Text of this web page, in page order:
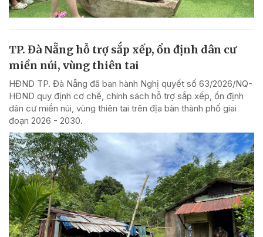
TP. Đà Nẵng hỗ trợ sắp xếp, ổn định dân cư
miền núi, vùng thiên tai
HĐND TP. Đà Nẵng đã ban hành Nghị quyết số 63/2026/NQ-
HĐND quy định cơ chế, chính sách hỗ trợ sắp xếp, ổn định
dân cư miền núi, vùng thiên tai trên địa bàn thành phố giai
đoạn 2026 - 2030.